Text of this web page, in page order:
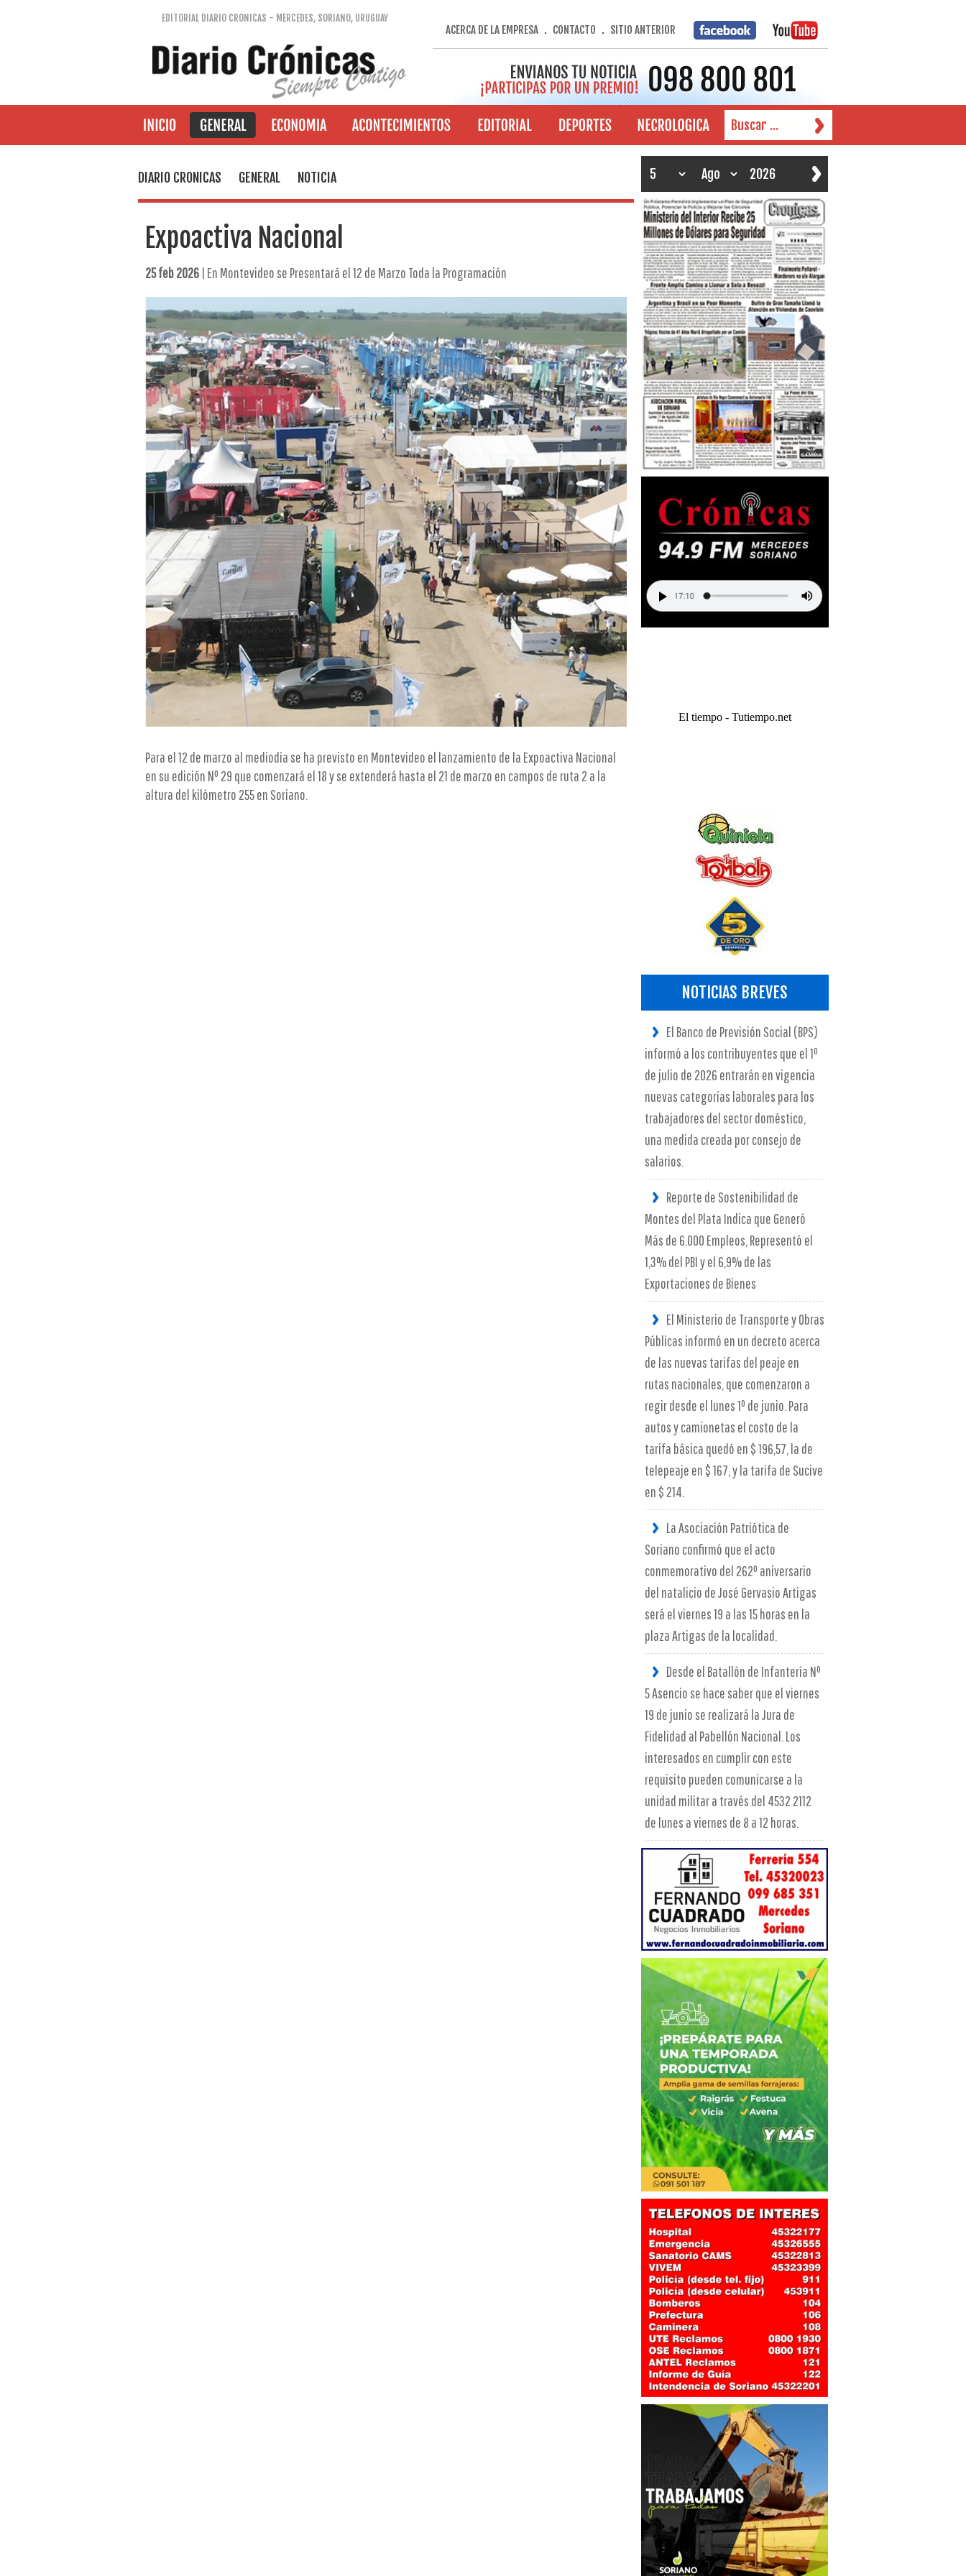
EDITORIAL DIARIO CRONICAS - MERCEDES, SORIANO, URUGUAY
ACERCA DE LA EMPRESA. CONTACTO . SITIO ANTERIOR
DIARIO CRONICAS GENERAL NOTICIA
Expoactiva Nacional
25 feb 2026| En Montevideo se Presentará el 12 de Marzo Toda la Programación
Para el 12 de marzo al mediodía se ha previsto en Montevideo el lanzamiento de la Expoactiva Nacional
en su edición Nº 29 que comenzará el 18 y se extenderá hasta el 21 de marzo en campos de ruta 2 a la
altura del kilómetro 255 en Soriano.
El tiempo - Tutiempo.net
NOTICIAS BREVES
El Banco de Previsión Social (BPS)
informó a los contribuyentes que el 1º
de julio de 2026 entrarán en vigencia
nuevas categorías laborales para los
trabajadores del sector doméstico,
una medida creada por consejo de
salarios.
Reporte de Sostenibilidad de
Montes del Plata Indica que Generó
Más de 6.000 Empleos, Representó el
1,3% del PBI y el 6,9% de las
Exportaciones de Bienes
El Ministerio de Transporte y Obras
Públicas informó en un decreto acerca
de las nuevas tarifas del peaje en
rutas nacionales, que comenzaron a
regir desde el lunes 1º de junio. Para
autos y camionetas el costo de la
tarifa básica quedó en $ 196,57, la de
telepeaje en $ 167, y la tarifa de Sucive
en $ 214.
La Asociación Patriótica de
Soriano confirmó que el acto
conmemorativo del 262º aniversario
del natalicio de José Gervasio Artigas
será el viernes 19 a las 15 horas en la
plaza Artigas de la localidad.
Desde el Batallón de Infantería Nº
5 Asencio se hace saber que el viernes
19 de junio se realizará la Jura de
Fidelidad al Pabellón Nacional. Los
interesados en cumplir con este
requisito pueden comunicarse a la
unidad militar a través del 4532 2112
de lunes a viernes de 8 a 12 horas.